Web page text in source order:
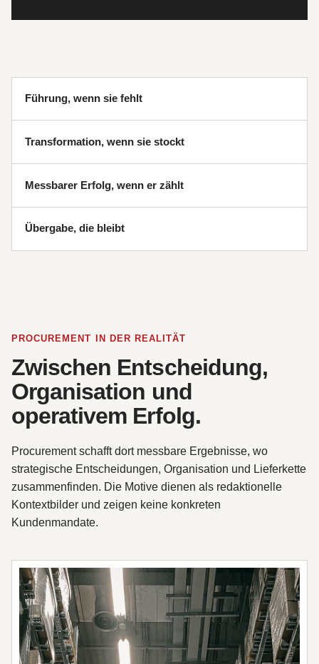
Führung, wenn sie fehlt
Transformation, wenn sie stockt
Messbarer Erfolg, wenn er zählt
Übergabe, die bleibt
PROCUREMENT IN DER REALITÄT
Zwischen Entscheidung,
Organisation und
operativem Erfolg.
Procurement schafft dort messbare Ergebnisse, wo
strategische Entscheidungen, Organisation und Lieferkette
zusammenfinden. Die Motive dienen als redaktionelle
Kontextbilder und zeigen keine konkreten
Kundenmandate.